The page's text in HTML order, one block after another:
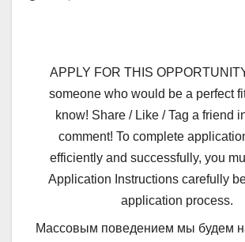
APPLY FOR THIS
someone who would be a perfect
know! Share / Like / Tag a friend
comment! To complete
efficiently and successfully, you
Application Instructions carefully
application process.
Массовым поведением мы будем